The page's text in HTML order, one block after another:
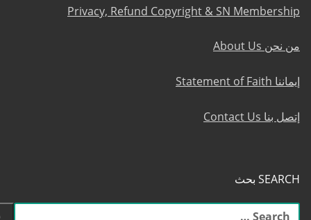
Privacy, Refund Copyright & SN Membership
من نحن About Us
إيماننا Statement of Faith
إتصل بنا Contact Us
SEARCH بحث
البحث